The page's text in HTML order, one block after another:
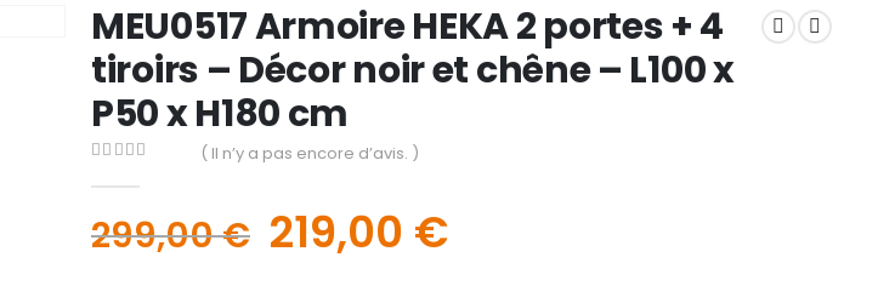
MEU0517 Armoire HEKA 2 portes + 4
tiroirs – Décor noir et chêne – L100 x
P50 x H180 cm
( Il n’y a pas encore d’avis. )
299,00€ 219,00 €